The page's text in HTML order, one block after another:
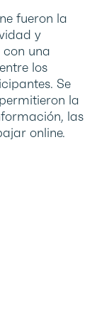
fueron la
y
con una
los
Se
la
las
online.